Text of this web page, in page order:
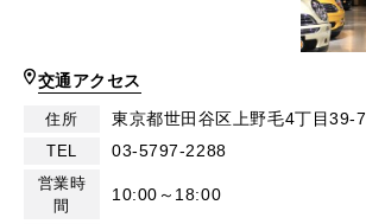
交通アクセス
住所 東京都世田谷区上野毛4丁目39-7
TEL 03-5797-2288
営業時
間
10:00～18:00